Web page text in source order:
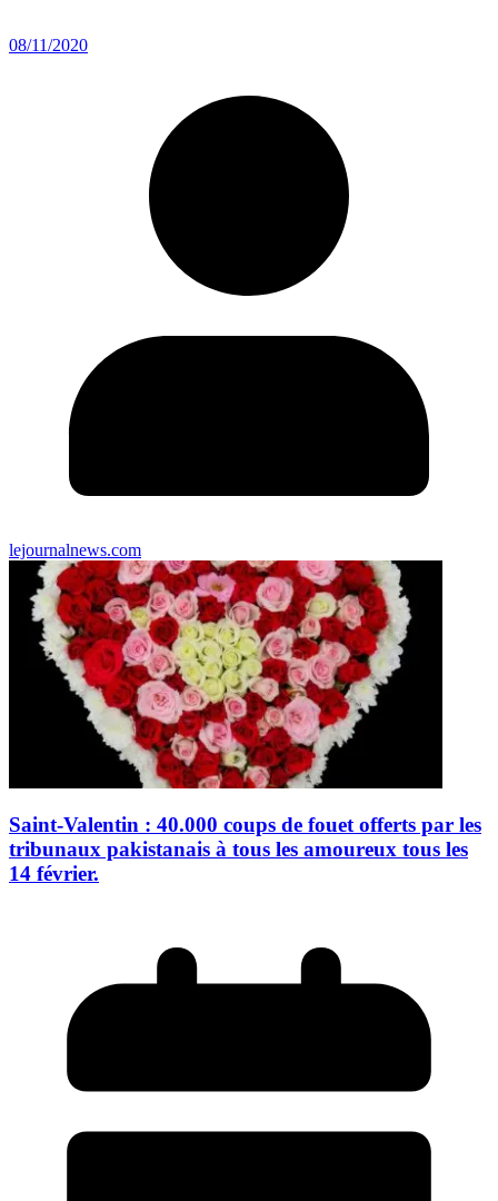
08/11/2020
lejournalnews.com
Saint-Valentin : 40.000 coups de fouet offerts par les
tribunaux pakistanais à tous les amoureux tous les
14 février.